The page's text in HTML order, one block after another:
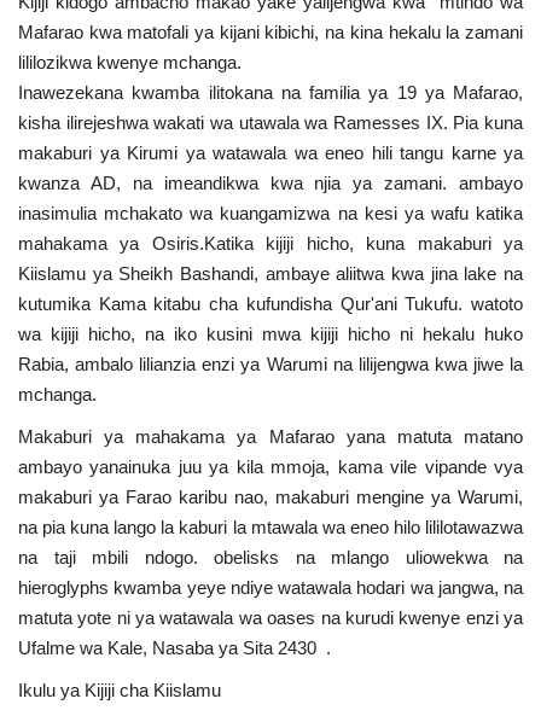
Mafarao kwa matofali ya kijani kibichi, na kina hekalu la zamani
lililozikwa kwenye mchanga.
Inawezekana kwamba ilitokana na familia ya 19 ya Mafarao,
kisha ilirejeshwa wakati wa utawala wa Ramesses IX. Pia kuna
makaburi ya Kirumi ya watawala wa eneo hili tangu karne ya
kwanza AD, na imeandikwa kwa njia ya zamani. ambayo
inasimulia mchakato wa kuangamizwa na kesi ya wafu katika
mahakama ya Osiris.Katika kijiji hicho, kuna makaburi ya
Kiislamu ya Sheikh Bashandi, ambaye aliitwa kwa jina lake na
kutumika Kama kitabu cha kufundisha Qur'ani Tukufu. watoto
wa kijiji hicho, na iko kusini mwa kijiji hicho ni hekalu huko
Rabia, ambalo lilianzia enzi ya Warumi na lilijengwa kwa jiwe la
mchanga.
Makaburi ya mahakama ya Mafarao yana matuta matano
ambayo yanainuka juu ya kila mmoja, kama vile vipande vya
makaburi ya Farao karibu nao, makaburi mengine ya Warumi,
na pia kuna lango la kaburi la mtawala wa eneo hilo lililotawazwa
na taji mbili ndogo. obelisks na mlango uliowekwa na
hieroglyphs kwamba yeye ndiye watawala hodari wa jangwa, na
matuta yote ni ya watawala wa oases na kurudi kwenye enzi ya
Ufalme wa Kale, Nasaba ya Sita 2430 .
Ikulu ya Kijiji cha Kiislamu